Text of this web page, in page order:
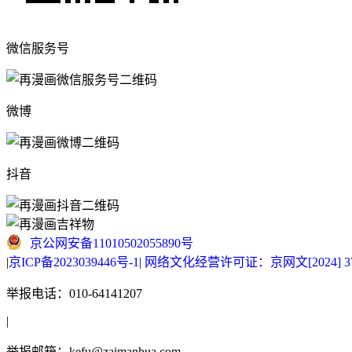
微信服务号
微博
抖音
京公网安备11010502055890号
|京ICP备2023039446号-1 | 网络文化经营许可证：京网文[2024]
举报电话：010-64141207
|